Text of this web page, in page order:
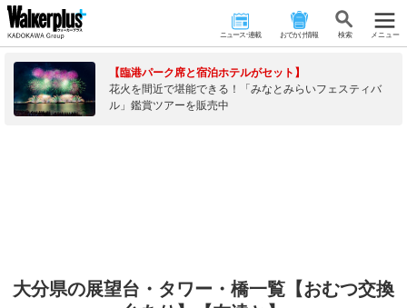
ニュース･連載 おでかけ情報 検 索 メニュー
【臨港パーク席と宿泊ホテルがセット】
花火を間近で堪能できる！「みなとみらいフェスティバ
ル」鑑賞ツアーを販売中
大分県の展望台・タワー・橋一覧【おむつ交換